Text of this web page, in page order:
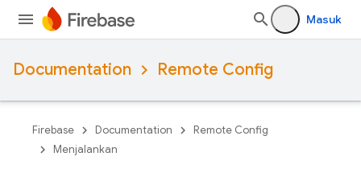
Masuk
Documentation Remote Config
Firebase Documentation
Remote Config
Menjalankan